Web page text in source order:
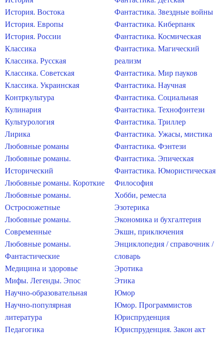
История. Востока
История. Европы
История. России
Классика
Классика. Русская
Классика. Советская
Классика. Украинская
Контркультура
Кулинария
Культурология
Лирика
Любовные романы
Любовные романы.
Исторический
Любовные романы. Короткие
Любовные романы.
Остросюжетные
Любовные романы.
Современные
Любовные романы.
Фантастические
Медицина и здоровье
Мифы. Легенды. Эпос
Научно-образовательная
Научно-популярная
литература
Педагогика
Фантастика. Звездные войны
Фантастика. Киберпанк
Фантастика. Космическая
Фантастика. Магический
реализм
Фантастика. Мир пауков
Фантастика. Научная
Фантастика. Социальная
Фантастика. Технофэнтези
Фантастика. Триллер
Фантастика. Ужасы, мистика
Фантастика. Фэнтези
Фантастика. Эпическая
Фантастика. Юмористическая
Философия
Хобби, ремесла
Эзотерика
Экономика и бухгалтерия
Экшн, приключения
Энциклопедия / справочник /
словарь
Эротика
Этика
Юмор
Юмор. Программистов
Юриспруденция
Юриспруденция. Закон акт